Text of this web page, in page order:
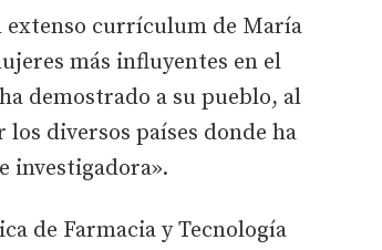
extenso currículum de María
más influyentes en el
demostrado a su pueblo, al
diversos países donde ha
investigadora».
de Farmacia y Tecnología